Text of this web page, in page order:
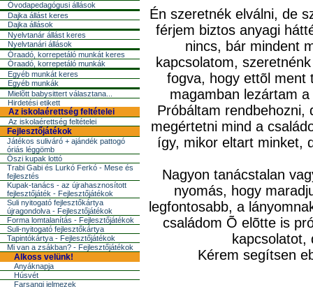
Óvodapedagógusi állások
Dajka állást keres
Dajka állások
Nyelvtanár állást keres
Nyelvtanári állások
Óraadó, korrepetáló munkát keres
Óraadó, korrepetáló munkák
Egyéb munkát keres
Egyéb munkák
Mielõtt babysittert választana...
Hirdetési etikett
Az iskolaérettség feltételei
Az iskolaérettség feltételei
Fejlesztőjátékok
Játékos suliváró + ajándék pattogó
óriás léggömb
Őszi kupak lottó
Trabi Gabi és Lurkó Ferkó - Mese és
fejlesztés
Kupak-tanács - az újrahasznosított
fejlesztőjáték - Fejlesztőjátékok
Suli nyitogató fejlesztőkártya
újragondolva - Fejlesztőjátékok
Forma lomtalanítás - Fejlesztőjátékok
Suli-nyitogató fejlesztőkártya
Tapintókártya - Fejlesztőjátékok
Mi van a zsákban? - Fejlesztőjátékok
Alkoss velünk!
Anyáknapja
Húsvét
Farsangi jelmezek
Én szeretnék elválni, de
férjem biztos anyagi
nincs, bár mindent
kapcsolatom,
fogva, hogy ettõl ment
magamban lezártam
Próbáltam rendbehozni,
megértetni mind a
így, mikor eltart minket,
Nagyon tanácstalan
nyomás, hogy
legfontosabb, a
családom Õ elõtte is
kapcsolatot,
Kérem segítsen